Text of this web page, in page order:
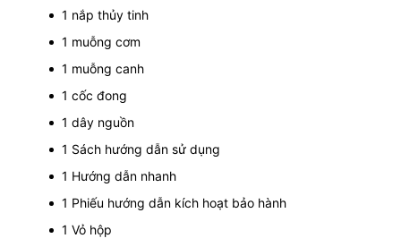
1 nắp thủy tinh
1 muỗng cơm
1 muỗng canh
1 cốc đong
1 dây nguồn
1 Sách hướng dẫn sử dụng
1 Hướng dẫn nhanh
1 Phiếu hướng dẫn kích hoạt bảo hành
1 Vỏ hộp